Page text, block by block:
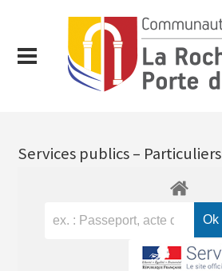
Services publics – Particuliers